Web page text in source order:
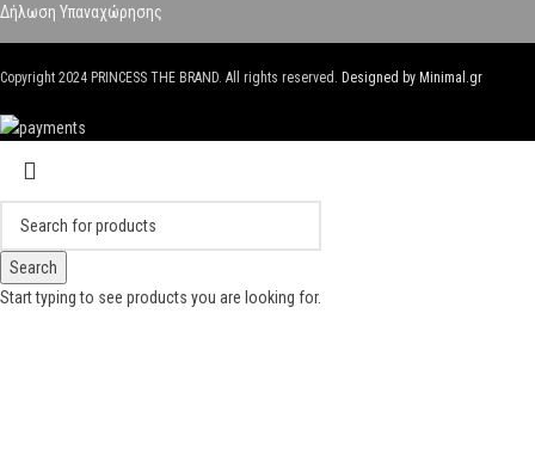
Δήλωση Υπαναχώρησης
Copyright 2024 PRINCESS THE BRAND. All rights reserved. Designed by Minimal.gr
Search
Start typing to see products you are looking for.